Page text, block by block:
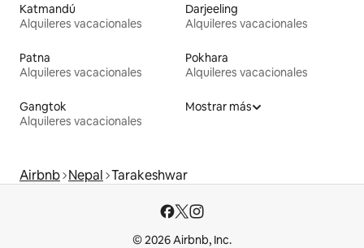
Katmandú
Alquileres vacacionales
Darjeeling
Alquileres vacacionales
Patna
Alquileres vacacionales
Pokhara
Alquileres vacacionales
Gangtok
Alquileres vacacionales
Mostrar más
Airbnb Nepal Tarakeshwar
© 2026 Airbnb, Inc.